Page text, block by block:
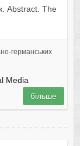
Abstract. The
германських
Media
більше